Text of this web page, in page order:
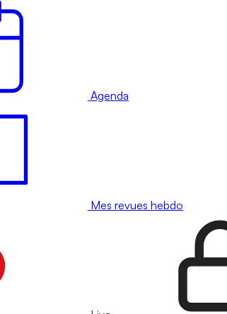
Agenda
Mes revues hebdo